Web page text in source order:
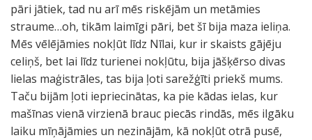
pāri jātiek, tad nu arī mēs riskējām un metāmies
straume…oh, tikām laimīgi pāri, bet šī bija maza ieliņa.
Mēs vēlējāmies nokļūt līdz Nīlai, kur ir skaists gājēju
celiņš, bet lai līdz turienei nokļūtu, bija jāšķērso divas
lielas maģistrāles, tas bija ļoti sarežģīti priekš mums.
Taču bijām ļoti iepriecinātas, ka pie kādas ielas, kur
mašīnas vienā virzienā brauc piecās rindās, mēs ilgāku
laiku mīņājāmies un nezinājām, kā nokļūt otrā pusē,